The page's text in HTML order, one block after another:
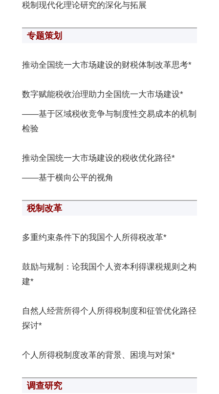
税制现代化理论研究的深化与拓展
专题策划
推动全国统一大市场建设的财税体制改革思考*
数字赋能税收治理助力全国统一大市场建设*
——基于区域税收竞争与制度性交易成本的机制
检验
推动全国统一大市场建设的税收优化路径*
——基于横向公平的视角
税制改革
多重约束条件下的我国个人所得税改革*
鼓励与规制：论我国个人资本利得课税规则之构
建*
自然人经营所得个人所得税制度和征管优化路径
探讨*
个人所得税制度改革的背景、困境与对策*
调查研究